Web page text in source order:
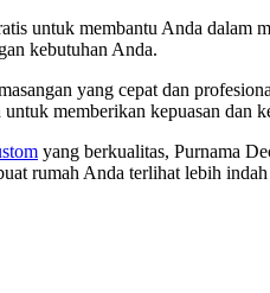
untuk membantu Anda dalam
kebutuhan Anda.
yang cepat dan
memberikan kepuasan dan
yang berkualitas, Purnama
rumah Anda terlihat lebih